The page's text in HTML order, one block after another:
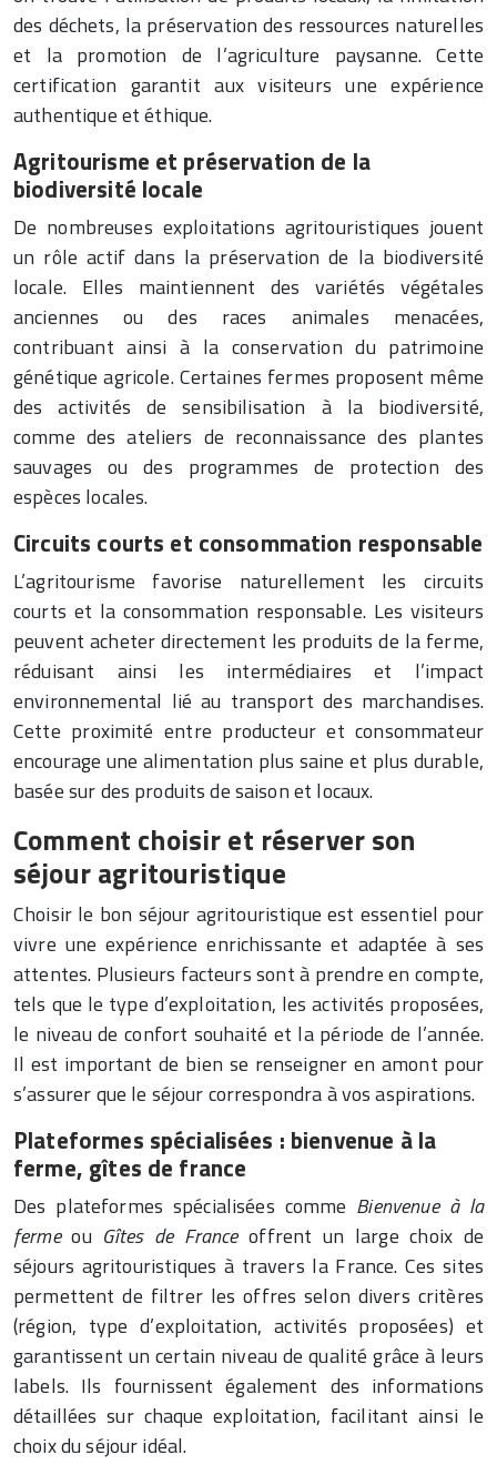
des déchets, la préservation des ressources naturelles
et la promotion de l’agriculture paysanne. Cette
certification garantit aux visiteurs une expérience
authentique et éthique.
Agritourisme et préservation de la
biodiversité locale
De nombreuses exploitations agritouristiques jouent
un rôle actif dans la préservation de la biodiversité
locale. Elles maintiennent des variétés végétales
anciennes ou des races animales menacées,
contribuant ainsi à la conservation du patrimoine
génétique agricole. Certaines fermes proposent même
des activités de sensibilisation à la biodiversité,
comme des ateliers de reconnaissance des plantes
sauvages ou des programmes de protection des
espèces locales.
Circuits courts et consommation responsable
L’agritourisme favorise naturellement les circuits
courts et la consommation responsable. Les visiteurs
peuvent acheter directement les produits de la ferme,
réduisant ainsi les intermédiaires et l’impact
environnemental lié au transport des marchandises.
Cette proximité entre producteur et consommateur
encourage une alimentation plus saine et plus durable,
basée sur des produits de saison et locaux.
Comment choisir et réserver son
séjour agritouristique
Choisir le bon séjour agritouristique est essentiel pour
vivre une expérience enrichissante et adaptée à ses
attentes. Plusieurs facteurs sont à prendre en compte,
tels que le type d’exploitation, les activités proposées,
le niveau de confort souhaité et la période de l’année.
Il est important de bien se renseigner en amont pour
s’assurer que le séjour correspondra à vos aspirations.
Plateformes spécialisées : bienvenue à la
ferme, gîtes de france
Des plateformes spécialisées comme Bienvenue à la
fermeou Gîtes de Franceoffrent un large choix de
séjours agritouristiques à travers la France. Ces sites
permettent de filtrer les offres selon divers critères
(région, type d’exploitation, activités proposées) et
garantissent un certain niveau de qualité grâce à leurs
labels. Ils fournissent également des informations
détaillées sur chaque exploitation, facilitant ainsi le
choix du séjour idéal.